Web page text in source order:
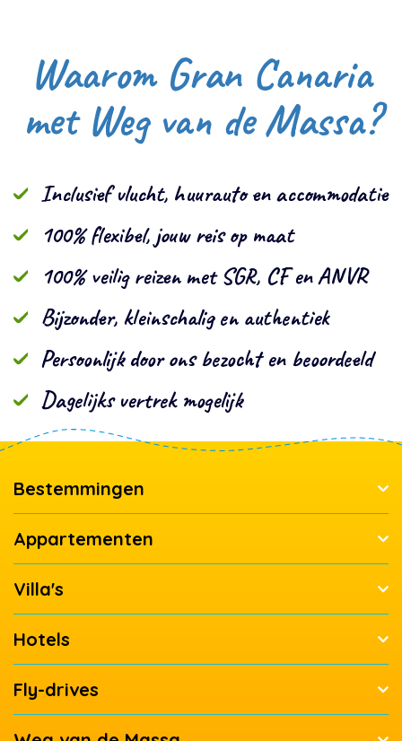
Waarom Gran Canaria
met Weg van de Massa?
Inclusief vlucht, huurauto en accommodatie
100% flexibel, jouw reis op maat
100% veilig reizen met SGR, CF en ANVR
Bijzonder, kleinschalig en authentiek
Persoonlijk door ons bezocht en beoordeeld
Dagelijks vertrek mogelijk
Bestemmingen
Appartementen
Villa's
Hotels
Fly-drives